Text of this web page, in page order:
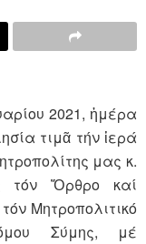
2021, ἡμέρα
τιμᾶ τήν ἱερά
μας κ.
τόν Ὄρθρο καί
Μητροπολιτικό
Σύμης, μέ